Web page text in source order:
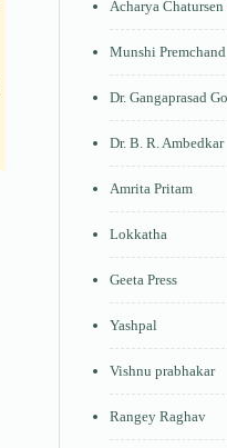
Acharya Chatursen
Munshi Premchand
Dr. Gangaprasad
Dr. B. R. Ambedkar
Amrita Pritam
Lokkatha
Geeta Press
Yashpal
Vishnu prabhakar
Rangey Raghav